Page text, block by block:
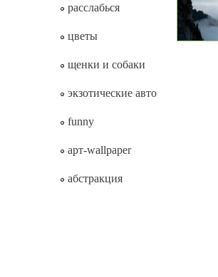
расслабься
цветы
щенки и собаки
экзотические авто
funny
арт-wallpaper
абстракция